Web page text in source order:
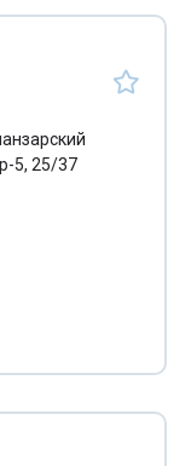
5, 25/37